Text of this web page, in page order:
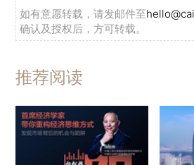
如有意愿转载，请发邮件至
确认及授权后，方可转载。
推荐阅读